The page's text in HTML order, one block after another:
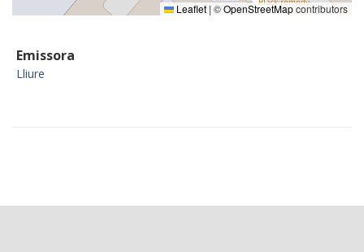
Leaflet|©OpenStreetMapcontributors
Emissora
Lliure